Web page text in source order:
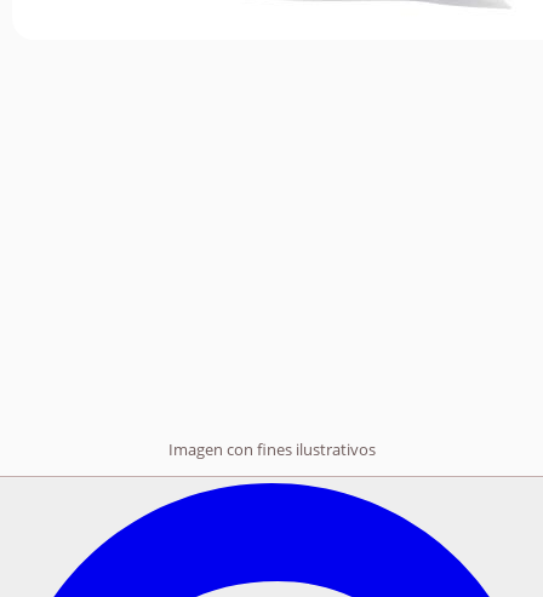
Imagen con fines ilustrativos